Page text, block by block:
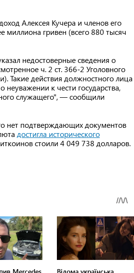
Алексея Кучера и членов его
миллиона гривен (всего 880 тысяч
недостоверные сведения о
ч. 2 ст. 366-2 Уголовного
Такие действия должностного лица
к чести государства,
служащего", — сообщили
нет подтверждающих документов
достигла исторического
стоили 4 049 738 долларов.